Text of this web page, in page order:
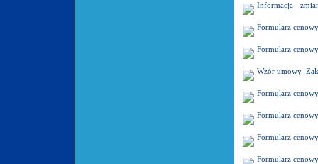
Informacja -
Formularz
Formularz
Wzór
Formularz
Formularz
Formularz
Formularz